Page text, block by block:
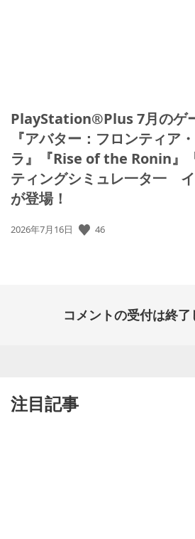
PlayStation®Plus 7月のゲ
『アバター：フロンティア
ラ』『Rise of the Ronin』
ティングシミュレ一タ一
が登場！
公
2026年7月16日 46
コメントの受付は終了
注目記事